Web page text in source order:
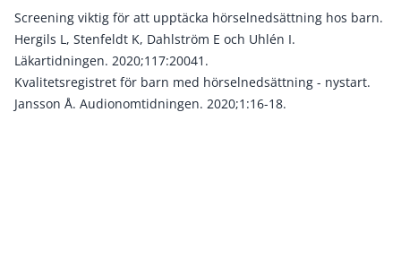
Screening viktig för att upptäcka hörselnedsättning hos barn.
Hergils L, Stenfeldt K, Dahlström E och Uhlén I.
Läkartidningen. 2020;117:20041.
Kvalitetsregistret för barn med hörselnedsättning - nystart.
Jansson Å. Audionomtidningen. 2020;1:16-18.